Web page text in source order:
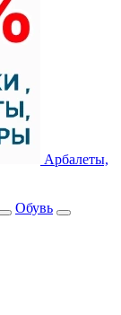
Арбалеты,
Обувь